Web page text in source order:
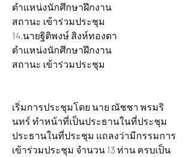
ตำแหน่งนักศึกษาฝึกงาน
สถานะ เข้าร่วมประชุม
14.นายฐิติพงษ์ สิงห์ทองดา
ตำแหน่งนักศึกษาฝึกงาน
สถานะ เข้าร่วมประชุม
เริ่มการประชุมโดย นาย ณัชชา พรมริ
นทร์ ทำหน้าที่เป็นประธานในที่ประชุม
ประธานในที่ประชุม แถลงว่ามีกรรมการ
เข้าร่วมประชุม จำนวน 13 ท่าน ครบเป็น